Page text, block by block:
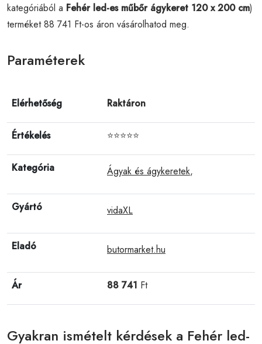
kategóriából a Fehér led-es műbőr ágykeret 120 x 200 cm)
terméket 88 741 Ft-os áron vásárolhatod meg.
Paraméterek
Elérhetőség Raktáron
Értékelés ⭐⭐⭐⭐⭐
Kategória Ágyak és ágykeretek,
Gyártó vidaXL
Eladó butormarket.hu
Ár 88 741 Ft
Gyakran ismételt kérdések a Fehér led-